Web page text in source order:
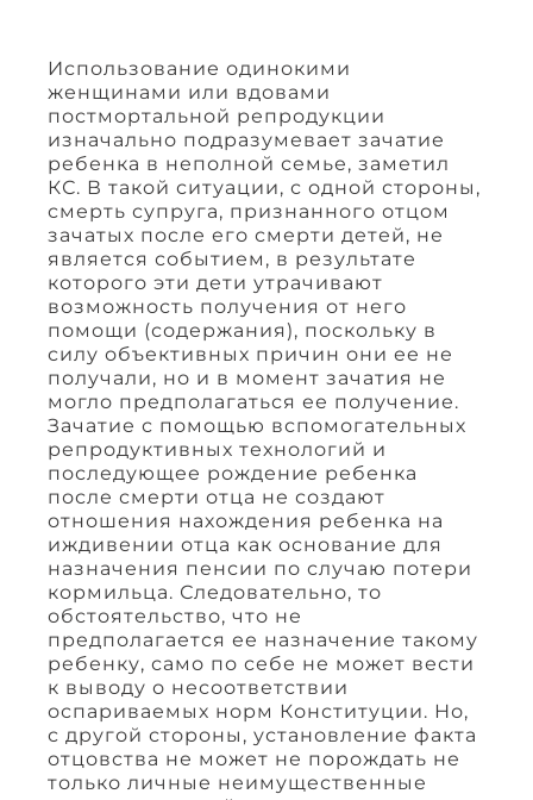
Использование одинокими
женщинами или вдовами
постмортальной репродукции
изначально подразумевает зачатие
ребенка в неполной семье, заметил
КС. В такой ситуации, с одной стороны,
смерть супруга, признанного отцом
зачатых после его смерти детей, не
является событием, в результате
которого эти дети утрачивают
возможность получения от него
помощи (содержания), поскольку в
силу объективных причин они ее не
получали, но и в момент зачатия не
могло предполагаться ее получение.
Зачатие с помощью вспомогательных
репродуктивных технологий и
последующее рождение ребенка
после смерти отца не создают
отношения нахождения ребенка на
иждивении отца как основание для
назначения пенсии по случаю потери
кормильца. Следовательно, то
обстоятельство, что не
предполагается ее назначение такому
ребенку, само по себе не может вести
к выводу о несоответствии
оспариваемых норм Конституции. Но,
с другой стороны, установление факта
отцовства не может не порождать не
только личные неимущественные